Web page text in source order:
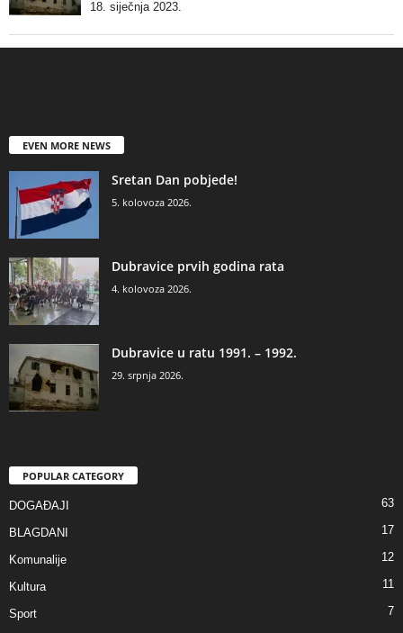
18. siječnja 2023.
EVEN MORE NEWS
Sretan Dan pobjede!
5. kolovoza 2026.
Dubravice prvih godina rata
4. kolovoza 2026.
Dubravice u ratu 1991. – 1992.
29. srpnja 2026.
POPULAR CATEGORY
DOGAĐAJI 63
BLAGDANI 17
Komunalije 12
Kultura 11
Sport
7